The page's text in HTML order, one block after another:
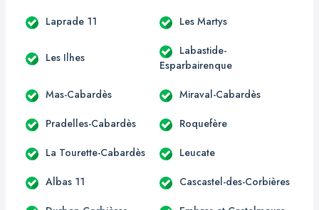
Laprade 11 Les Martys
Les Ilhes
Labastide-
Esparbairenque
Mas-Cabardès Miraval-Cabardès
Pradelles-Cabardès Roquefère
La Tourette-Cabardès Leucate
Albas 11 Cascastel-des-Corbières